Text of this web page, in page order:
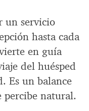
un servicio
hasta cada
en guía
del huésped
Es un balance
natural.